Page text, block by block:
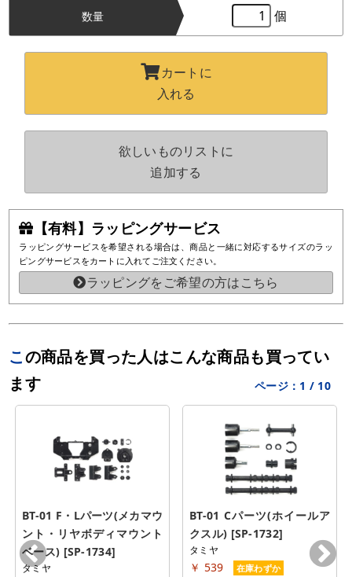
【有料】ラッピングサービス
ラッピングサービスを希望される場合は、商品と一緒に対応するサイズのラッ
ピングサービスをカートに入れてご注文ください。
ラッピングをご希望の方はこちら
数量 個
カートに
入れる
欲しいものリストに
追加する
この商品を買った人はこんな商品も買ってい
ます
ページ： 1 / 10
BT-01 F・Lパーツ(メカマウ
ント・リヤボディマウント
ベース) [SP-1734]
タミヤ
BT-01 Cパーツ(ホイールア
クスル) [SP-1732]
タミヤ
￥ 539 在庫わずか